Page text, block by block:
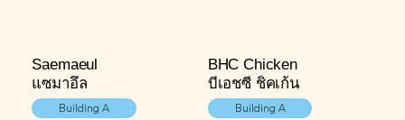
Saemaeul
แซมาอึล
Building A
BHC Chicken
บีเอชซี ชิคเก้น
Building A